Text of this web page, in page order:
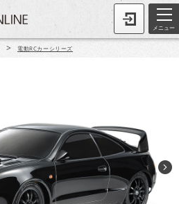
メニュー
> 電動RCカーシリーズ